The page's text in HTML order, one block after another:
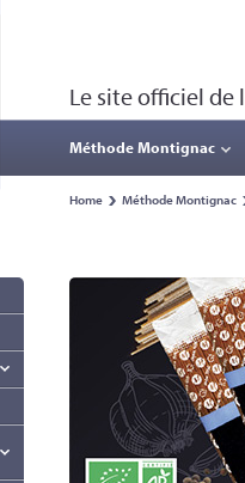
Le site officiel
Méthode Montignac
Home Méthode Montignac